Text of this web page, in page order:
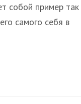
собой пример так
самого себя в